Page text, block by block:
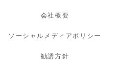
会社概要
ソーシャルメディアポリシー
勧誘方針